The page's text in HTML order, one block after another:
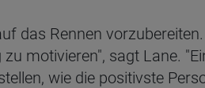
das Rennen
motivieren", sagt Lane.
wie die positivste